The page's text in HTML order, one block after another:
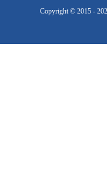
Copyright © 2015 -